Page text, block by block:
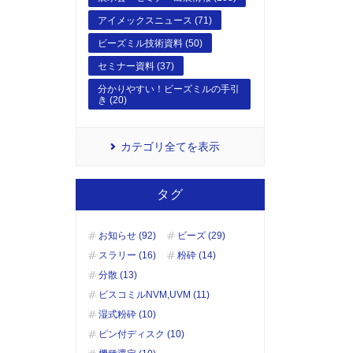
アイメックスニュース (71)
ビーズミル技術資料 (50)
セミナー資料 (37)
分かりやすい！ビーズミルの手引
き (20)
カテゴリ全てを表示
タグ
お知らせ (92)
ビーズ (29)
スラリー (16)
粉砕 (14)
分散 (13)
ビスコミルNVM,UVM (11)
湿式粉砕 (10)
ピン付ディスク (10)